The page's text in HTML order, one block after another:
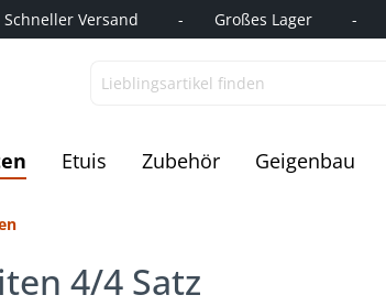
Versand         -       Großes Lager         -
Etuis Zubehör Geigenbau
4/4 Satz